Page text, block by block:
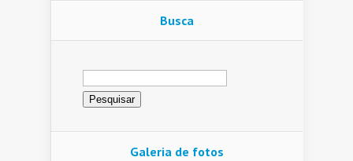
Busca
Pesquisar
por:
Galeria de fotos